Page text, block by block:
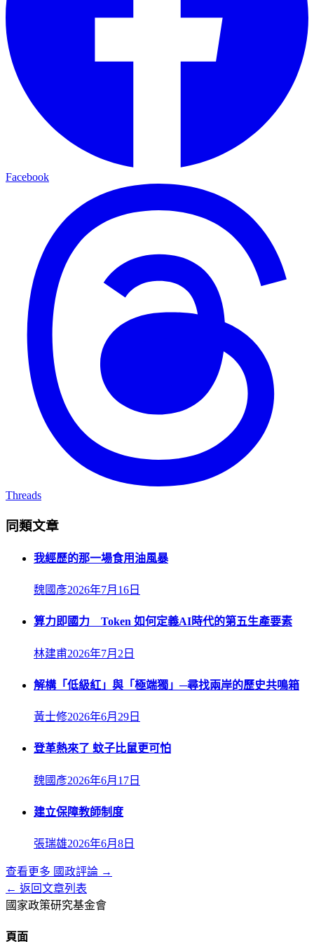
Facebook
Threads
同類文章
我經歷的那一場食用油風暴
魏國彥2026年7月16日
算力即國力 Token 如何定義AI時代的第五生產要素
林建甫2026年7月2日
解構「低級紅」與「極端獨」─尋找兩岸的歷史共鳴箱
黃士修2026年6月29日
登革熱來了 蚊子比鼠更可怕
魏國彥2026年6月17日
建立保障教師制度
張瑞雄2026年6月8日
查看更多 國政評論 →
← 返回文章列表
國家政策研究基金會
頁面